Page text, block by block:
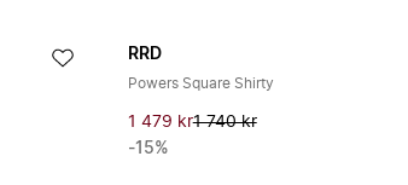
RRD
Powers Square Shirty
1 479 kr1 740 kr
-15%